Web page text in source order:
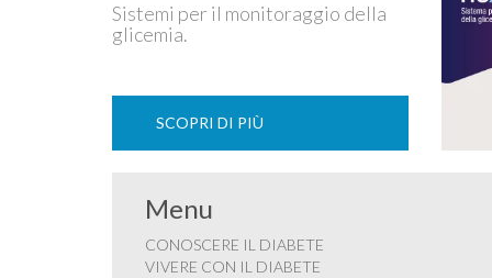
Sistemi per il monitoraggio della
glicemia.
SCOPRI DI PIÙ
Menu
CONOSCERE IL DIABETE
VIVERE CON IL DIABETE